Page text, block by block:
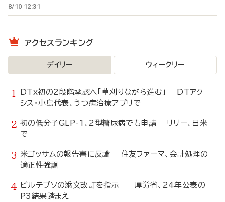
8/10 12:31
アクセスランキング
デイリー ウィークリー
DTx初の2段階承認へ「草刈りながら進む」 DTアク
シス・小島代表、うつ病治療アプリで
初の低分子GLP-1、2型糖尿病でも申請 リリー、日米
で
米ゴッサムの報告書に反論 住友ファーマ、会計処理の
適正性強調
ビルテプソの添文改訂を指示 厚労省、24年公表の
P3結果踏まえ